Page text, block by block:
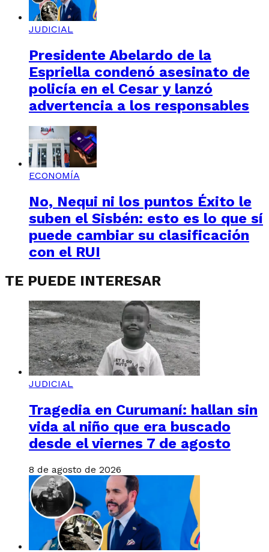
JUDICIAL
Presidente Abelardo de la
Espriella condenó asesinato de
policía en el Cesar y lanzó
advertencia a los responsables
ECONOMÍA
No, Nequi ni los puntos Éxito le
suben el Sisbén: esto es lo que sí
puede cambiar su clasificación
con el RUI
TE PUEDE INTERESAR
JUDICIAL
Tragedia en Curumaní: hallan sin
vida al niño que era buscado
desde el viernes 7 de agosto
8 de agosto de 2026